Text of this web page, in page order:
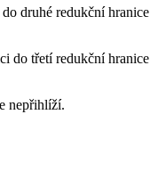
druhé redukční hranice
do třetí redukční hranice
nepřihlíží.